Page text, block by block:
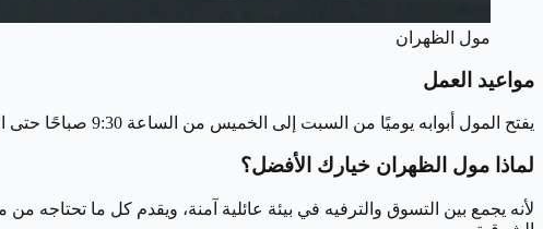
مول الظهران
مواعيد العمل
يفتح المول أبوابه يوميًا من السبت إلى الخميس من الساعة 9:30 صباحًا حتى الساعة 11 مساءً، بينما يبدأ استقبال الزوار يوم الجمعة من الساعة 2 ظهرًا حتى 11:30 مساءً.
لماذا مول الظهران خيارك الأفضل؟
لأنه يجمع بين التسوق والترفيه في بيئة عائلية آمنة، ويقدم كل ما